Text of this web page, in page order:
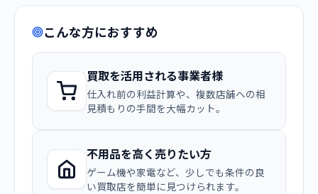
こんな方におすすめ
買取を活用される事業者様
仕入れ前の利益計算や、複数店舗への相
見積もりの手間を大幅カット。
不用品を高く売りたい方
ゲーム機や家電など、少しでも条件の良
い買取店を簡単に見つけられます。